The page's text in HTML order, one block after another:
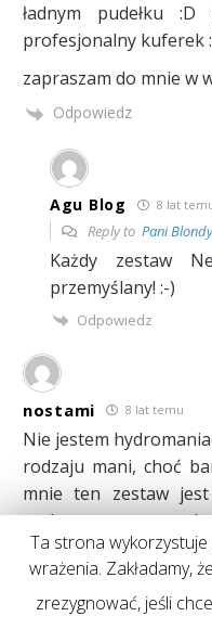
ładnym pudełku
profesjonalny kuferek
zapraszam do mnie w
Odpowiedz
Agu Blog 8 lat
Reply to Pani
Każdy zestaw
przemyślany! :-)
Odpowiedz
nostami 8 lat temu
Nie jestem
rodzaju mani, choć
mnie ten zestaw
podstawowe rzeczy,
pudełko ładnie się
dla firmy!!
Odpowiedz
Ta strona
wrażenia. Zakładamy,
zrezygnować, jeśli